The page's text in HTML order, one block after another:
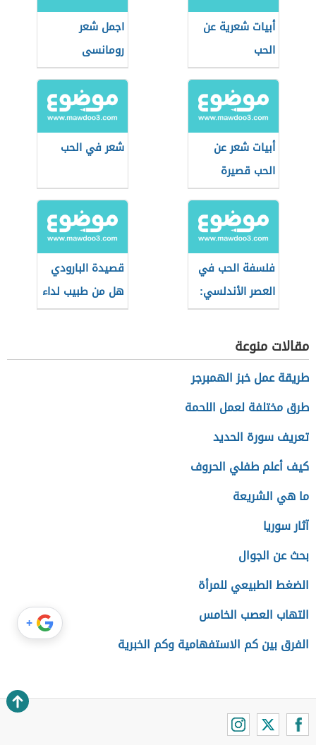
أبيات شعرية عن
الحب
اجمل شعر
رومانسى
أبيات شعر عن
الحب قصيرة
شعر في الحب
فلسفة الحب في
العصر الأندلسي:
طوق الحمامة
نموذجًا
قصيدة البارودي
هل من طبيب لداء
الحب
مقالات منوعة
طريقة عمل خبز الهمبرجر
طرق مختلفة لعمل اللحمة
تعريف سورة الحديد
كيف أعلم طفلي الحروف
ما هي الشريعة
آثار سوريا
بحث عن الجوال
الضغط الطبيعي للمرأة
التهاب العصب الخامس
الفرق بين كم الاستفهامية وكم الخبرية
+